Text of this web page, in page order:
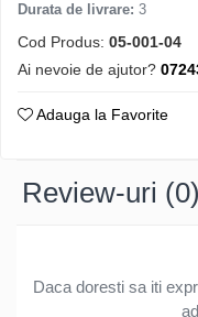
Durata de livrare: 3
Cod Produs: 05-001-04
Ai nevoie de ajutor?
Adauga la Favorite
Review-uri (0)
Daca doresti sa iti